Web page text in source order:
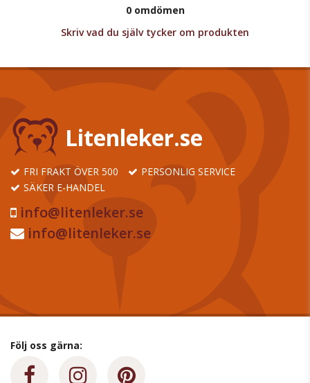
0 omdömen
Skriv vad du själv tycker om produkten
Litenleker.se
FRI FRAKT ÖVER 500
PERSONLIG SERVICE
SÄKER E-HANDEL
info@litenleker.se
info@litenleker.se
Följ oss gärna: